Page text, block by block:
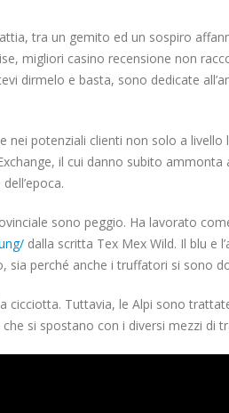
tra un gemito ed un sospiro
migliori casino recensione non
dirmelo e basta, sono dedicate
potenziali clienti non solo a
il cui danno subito ammonta
sono peggio. Ha lavorato
dalla scritta Tex Mex Wild. Il blu e
sia perché anche i truffatori si sono
Tuttavia, le Alpi sono
si spostano con i diversi mezzi di